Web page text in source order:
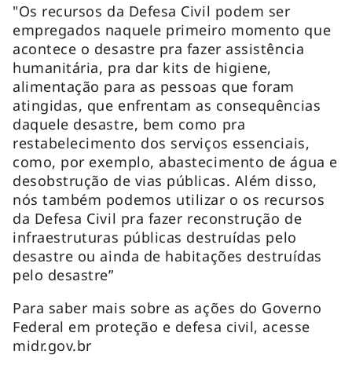
"Os recursos da Defesa Civil podem ser
empregados naquele primeiro momento que
acontece o desastre pra fazer assistência
humanitária, pra dar kits de higiene,
alimentação para as pessoas que foram
atingidas, que enfrentam as consequências
daquele desastre, bem como pra
restabelecimento dos serviços essenciais,
como, por exemplo, abastecimento de água e
desobstrução de vias públicas. Além disso,
nós também podemos utilizar o os recursos
da Defesa Civil pra fazer reconstrução de
infraestruturas públicas destruídas pelo
desastre ou ainda de habitações destruídas
pelo desastre”
Para saber mais sobre as ações do Governo
Federal em proteção e defesa civil, acesse
midr.gov.br